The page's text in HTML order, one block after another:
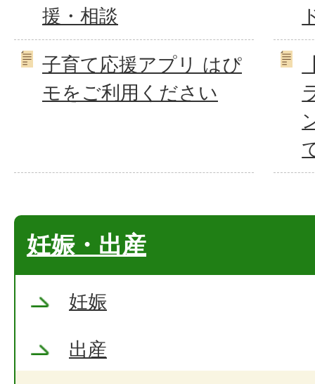
援・相談
子育て応援アプリ はぴ
モをご利用ください
妊娠・出産
妊娠
出産